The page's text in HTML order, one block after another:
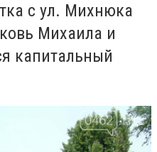
с ул. Михнюка
Михаила и
капитальный